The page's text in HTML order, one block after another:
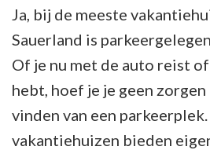
Ja, bij de meeste
Sauerland is
Of je nu met de auto reist
hebt, hoef je je geen
vinden van een
vakantiehuizen bieden